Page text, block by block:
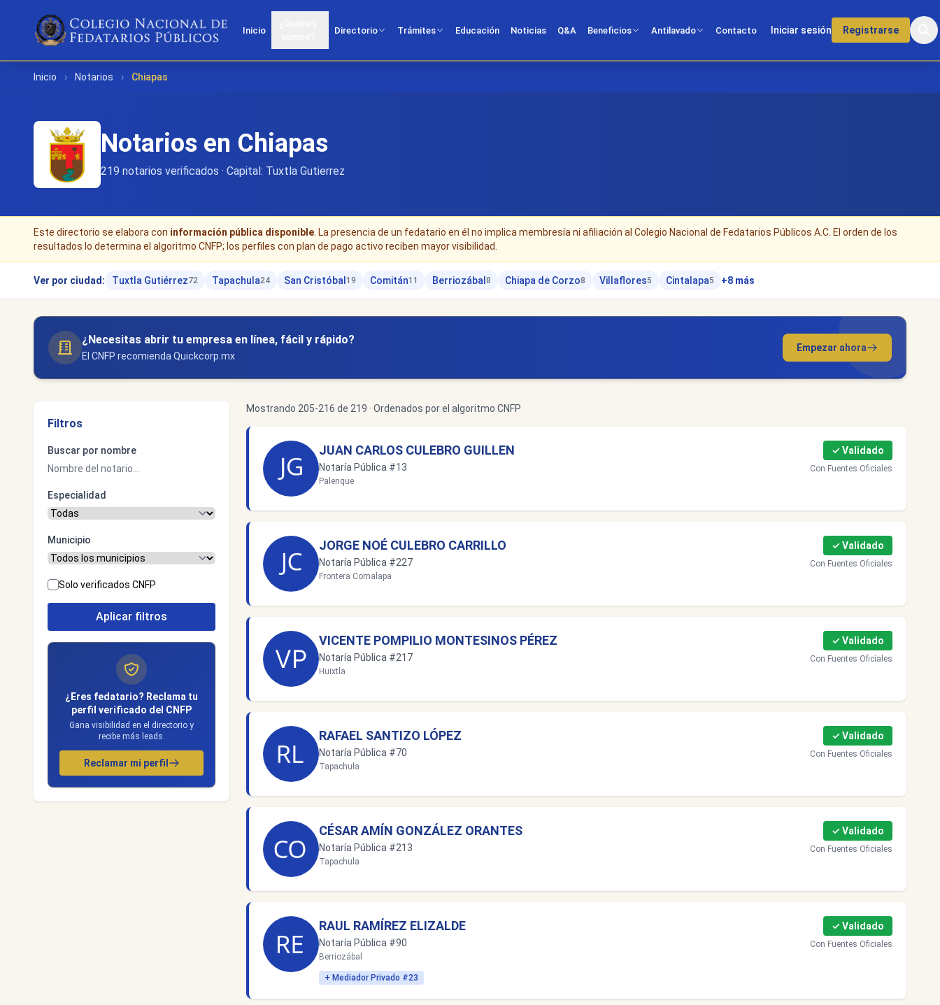
Inicio Directorio Trámites Educación Noticias Q&A Beneficios Antilavado Contacto Iniciar sesión Registrarse
Inicio › Notarios › Chiapas
Notarios en Chiapas
219 notarios verificados · Capital: Tuxtla Gutierrez
Este directorio se elabora con información pública disponible . La presencia de un fedatario en él no implica membresía ni afiliación al Colegio Nacional de Fedatarios Públicos A.C. El orden de los
resultados lo determina el algoritmo CNFP; los perfiles con plan de pago activo reciben mayor visibilidad.
Ver por ciudad: Tuxtla Gutiérrez72 Tapachula24 San Cristóbal 19 Comitán11 Berriozábal 8 Chiapa de Corzo8 Villaflores5 Cintalapa5 +8 más
¿Necesitas abrir tu empresa en línea, fácil y rápido?
El CNFP recomienda Quickcorp.mx
Empezar ahora
Filtros
Buscar por nombre
Especialidad
Municipio
Solo verificados CNFP
Aplicar filtros
¿Eres fedatario? Reclama tu
perfil verificado del CNFP
Gana visibilidad en el directorio y
recibe más leads.
Reclamar mi perfil
Mostrando 205-216 de 219 · Ordenados por el algoritmo CNFP
JUAN CARLOS CULEBRO GUILLEN
Notaría Pública #13
Palenque
✓ Validado
Con Fuentes Oficiales
JORGE NOÉ CULEBRO CARRILLO
Notaría Pública #227
Frontera Comalapa
✓ Validado
Con Fuentes Oficiales
VICENTE POMPILIO MONTESINOS PÉREZ
Notaría Pública #217
Huixtla
✓ Validado
Con Fuentes Oficiales
RAFAEL SANTIZO LÓPEZ
Notaría Pública #70
Tapachula
✓ Validado
Con Fuentes Oficiales
CÉSAR AMÍN GONZÁLEZ ORANTES
Notaría Pública #213
Tapachula
✓ Validado
Con Fuentes Oficiales
RAUL RAMÍREZ ELIZALDE
Notaría Pública #90
Berriozábal
✓ Validado
Con Fuentes Oficiales
+ Mediador Privado #23